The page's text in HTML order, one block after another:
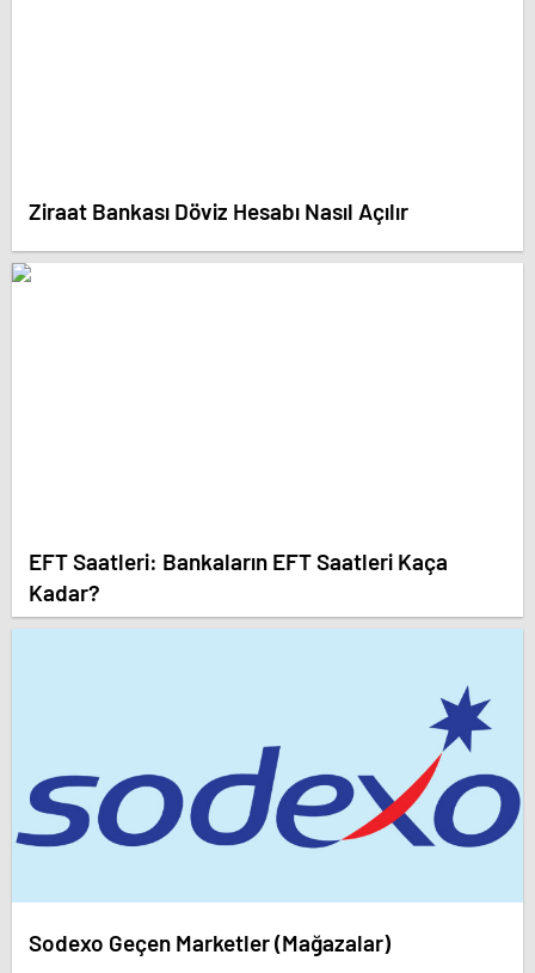
Ziraat Bankası Döviz Hesabı Nasıl Açılır
EFT Saatleri: Bankaların EFT Saatleri Kaça
Kadar?
Sodexo Geçen Marketler (Mağazalar)